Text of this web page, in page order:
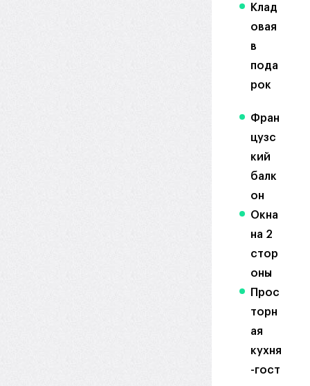
Клад
овая
в
пода
рок
Фран
цузс
кий
балк
он
Окна
на 2
стор
оны
Прос
торн
ая
кухня
-гост